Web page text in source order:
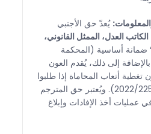
يُعدّ حق الأجنبي
العدل، الممثل القانوني،
ضمانة أساسية (المحكمة
2/5/2019). بالإضافة إلى ذلك، يُقدم العون
أتعاب المحاماة إذا طلبوا
ذلك (محكمة النزاعات، 2022/225). ويُعتبر حق المترجم
أخذ الإفادات وإبلاغ